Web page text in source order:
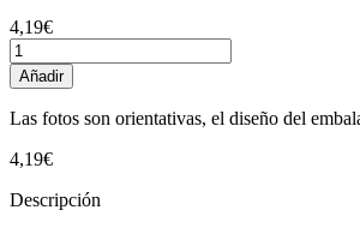
4,19€
Añadir
Las fotos son orientativas, el diseño del
4,19€
Descripción